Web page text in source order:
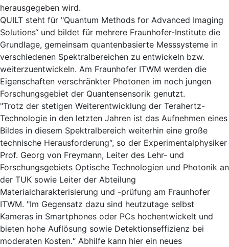
herausgegeben wird.
QUILT steht für "Quantum Methods for Advanced Imaging
Solutions“ und bildet für mehrere Fraunhofer-Institute die
Grundlage, gemeinsam quantenbasierte Messsysteme in
verschiedenen Spektralbereichen zu entwickeln bzw.
weiterzuentwickeln. Am Fraunhofer ITWM werden die
Eigenschaften verschränkter Photonen im noch jungen
Forschungsgebiet der Quantensensorik genutzt.
"Trotz der stetigen Weiterentwicklung der Terahertz-
Technologie in den letzten Jahren ist das Aufnehmen eines
Bildes in diesem Spektralbereich weiterhin eine große
technische Herausforderung“, so der Experimentalphysiker
Prof. Georg von Freymann, Leiter des Lehr- und
Forschungsgebiets Optische Technologien und Photonik an
der TUK sowie Leiter der Abteilung
Materialcharakterisierung und -prüfung am Fraunhofer
ITWM. "Im Gegensatz dazu sind heutzutage selbst
Kameras in Smartphones oder PCs hochentwickelt und
bieten hohe Auflösung sowie Detektionseffizienz bei
moderaten Kosten.“ Abhilfe kann hier ein neues